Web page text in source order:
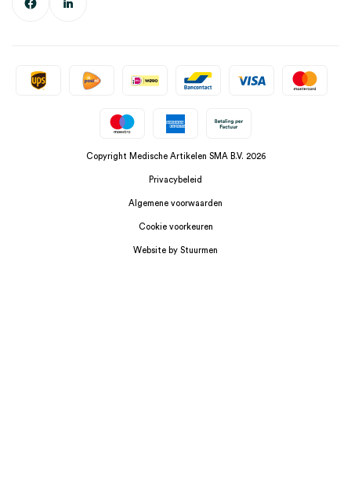
Copyright Medische Artikelen SMA B.V. 2026
Privacybeleid
Algemene voorwaarden
Cookie voorkeuren
Website by Stuurmen